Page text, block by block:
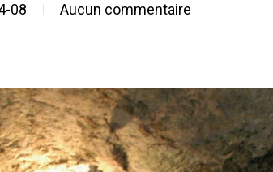
08 Aucun commentaire